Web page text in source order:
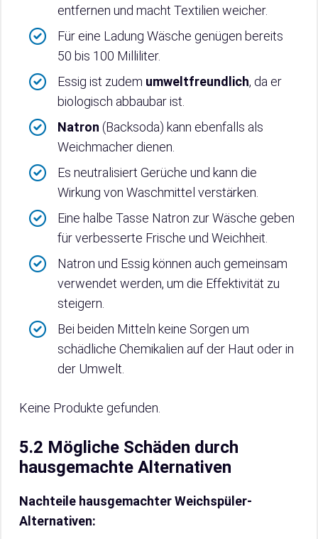
entfernen und macht Textilien weicher.
Für eine Ladung Wäsche genügen bereits
50 bis 100 Milliliter.
Essig ist zudem umweltfreundlich, da er
biologisch abbaubar ist.
Natron (Backsoda) kann ebenfalls als
Weichmacher dienen.
Es neutralisiert Gerüche und kann die
Wirkung von Waschmittel verstärken.
Eine halbe Tasse Natron zur Wäsche geben
für verbesserte Frische und Weichheit.
Natron und Essig können auch gemeinsam
verwendet werden, um die Effektivität zu
steigern.
Bei beiden Mitteln keine Sorgen um
schädliche Chemikalien auf der Haut oder in
der Umwelt.
Keine Produkte gefunden.
5.2 Mögliche Schäden durch
hausgemachte Alternativen
Nachteile hausgemachter Weichspüler-
Alternativen: